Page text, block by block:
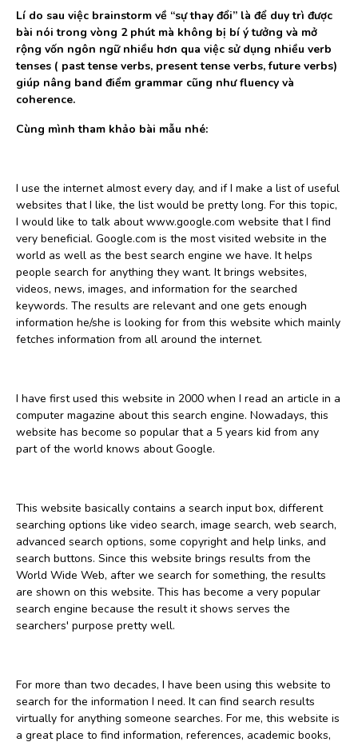
Lí do sau việc brainstorm về “sự thay đổi” là để duy trì được
bài nói trong vòng 2 phút mà không bị bí ý tưởng và mở
rộng vốn ngôn ngữ nhiều hơn qua việc sử dụng nhiều verb
tenses ( past tense verbs, present tense verbs, future verbs)
giúp nâng band điểm grammar cũng như fluency và
coherence.
Cùng mình tham khảo bài mẫu nhé:
I use the internet almost every day, and if I make a list of useful
websites that I like, the list would be pretty long. For this topic,
I would like to talk about www.google.com website that I find
very beneficial. Google.com is the most visited website in the
world as well as the best search engine we have. It helps
people search for anything they want. It brings websites,
videos, news, images, and information for the searched
keywords. The results are relevant and one gets enough
information he/she is looking for from this website which mainly
fetches information from all around the internet.
I have first used this website in 2000 when I read an article in a
computer magazine about this search engine. Nowadays, this
website has become so popular that a 5 years kid from any
part of the world knows about Google.
This website basically contains a search input box, different
searching options like video search, image search, web search,
advanced search options, some copyright and help links, and
search buttons. Since this website brings results from the
World Wide Web, after we search for something, the results
are shown on this website. This has become a very popular
search engine because the result it shows serves the
searchers' purpose pretty well.
For more than two decades, I have been using this website to
search for the information I need. It can find search results
virtually for anything someone searches. For me, this website is
a great place to find information, references, academic books,